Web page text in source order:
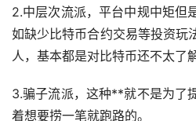
2.中层次流派，平台中规中矩但
如缺少比特币合约交易等投资玩
人，基本都是对比特币还不太了
3.骗子流派，这种**就不是为了
着想要捞一笔就跑路的。